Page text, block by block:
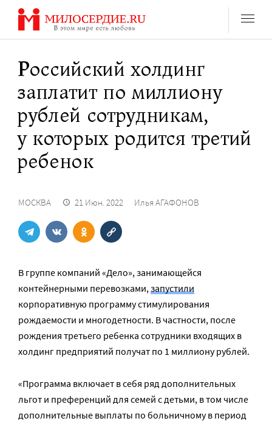
Перейти
содержанию
Российский холдинг
заплатит по миллиону
рублей сотрудникам,
у которых родится третий
ребенок
МОСКВА 21 Июн. 2022 Илья АГАФОНОВ
В группе компаний «Дело», занимающейся
контейнерными перевозками,запустили
корпоративную программу стимулирования
рождаемости и многодетности. В частности, после
рождения третьего ребенка сотрудники входящих в
холдинг предприятий получат по 1 миллиону рублей.
«Программа включает в себя ряд дополнительных
льгот и преференций для семей с детьми, в том числе
дополнительные выплаты по больничному в период